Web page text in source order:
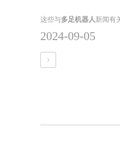
这些与多足机器人 新闻有
2024-09-05